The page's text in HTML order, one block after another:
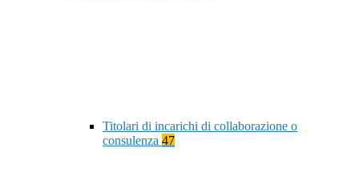
Titolari di incarichi di collaborazione o
consulenza 47